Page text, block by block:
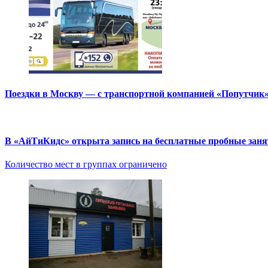
Поездки в Москву — с транспортной компанией «Попутчик»
В «АйТиКидс» открыта запись на бесплатные пробные
Количество мест в группах ограничено